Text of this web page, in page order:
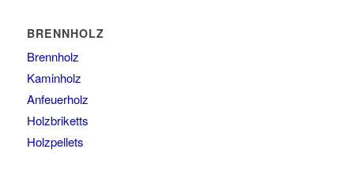
BRENNHOLZ
Brennholz
Kaminholz
Anfeuerholz
Holzbriketts
Holzpellets